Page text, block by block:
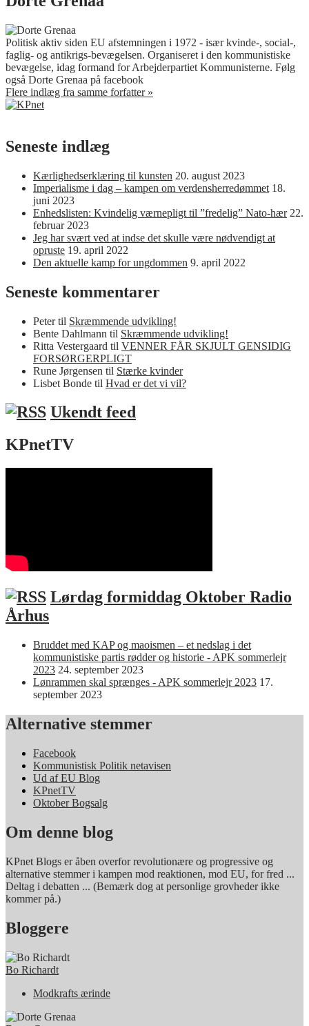
Politisk aktiv siden EU afstemningen i 1972 - især kvinde-, social-,
faglig- og antikrigs-bevægelsen. Organiseret i den kommunistiske
bevægelse, idag formand for Arbejderpartiet Kommunisterne. Følg
også Dorte Grenaa på facebook
Flere indlæg fra samme forfatter »
Seneste indlæg
Kærlighedserklæring til kunsten 20. august 2023
Imperialisme i dag – kampen om verdensherredømmet 18.
juni 2023
Enhedslisten: Kvindelig værnepligt til ”fredelig” Nato-hær 22.
februar 2023
Jeg har svært ved at indse det skulle være nødvendigt at
opruste 19. april 2022
Den aktuelle kamp for ungdommen 9. april 2022
Seneste kommentarer
Petertil Skræmmende udvikling!
Bente Dahlmann til Skræmmende udvikling!
Ritta Vestergaard til VENNER FÅR SKJULT GENSIDIG
FORSØRGERPLIGT
Rune Jørgensen til Stærke kvinder
Lisbet Bonde til Hvad er det vi vil?
Ukendt feed
KPnetTV
Lørdag formiddag Oktober Radio
Århus
Bruddet med KAP og maoismen – et nedslag i det
kommunistiske partis rødder og historie - APK sommerlejr
2023 24. september 2023
Lønrammen skal sprænges - APK sommerlejr 2023 17.
september 2023
Alternative stemmer
Facebook
Kommunistisk Politik netavisen
Ud af EU Blog
KPnetTV
Oktober Bogsalg
Om denne blog
KPnet Blogs er åben overfor revolutionære og progressive og
alternative stemmer i kampen mod reaktionen, mod EU, for fred ...
Deltag i debatten ... (Bemærk dog at personlige grovheder ikke
kommer på.)
Bloggere
Bo Richardt
Modkrafts ærinde